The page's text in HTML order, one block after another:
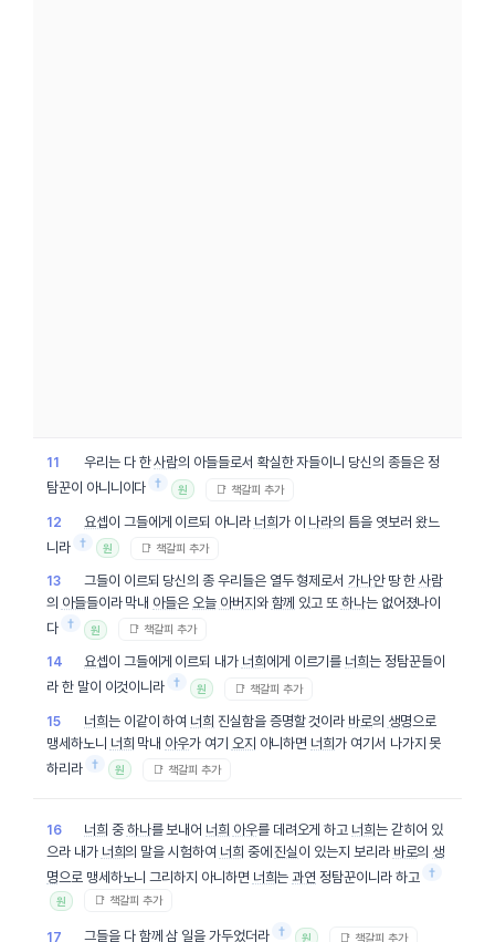
11 우리는 다 한사람의 아들들로서 확실한 자들이니 당신의 종들은 정
탐꾼이 아니니이다 † 원 📑 책갈피 추가
12 요셉이 그들에게 이르되 아니라 너희가 이 나라의 틈을 엿보러 왔느
니라 † 원 📑 책갈피 추가
13 그들이 이르되 당신의 종 우리들은 열두 형제로서가나안땅 한 사람
의 아들들이라 막내 아들은 오늘 아버지 와 함께 있고 또 하나는 없어졌나이
다 † 원 📑 책갈피 추가
14 요셉이 그들에게 이르되 내가 너희 에게 이르기를 너희는 정탐꾼들이
라 한 말이 이것이니라 † 원 📑 책갈피 추가
15 너희는 이같이 하여 너희 진실함을 증명할 것이라 바로의 생명으로
맹세하노니 너희 막내 아우가 여기 오지 아니하면 너희가 여기서 나가지 못
하리라 † 원 📑 책갈피 추가
16 너희 중 하나를 보내어 너희 아우를 데려오게 하고 너희는 갇히어 있
으라 내가 너희의 말을 시험하여 너희 중에 진실 이 있는지 보리라 바로의 생
명으로 맹세하노니 그리하지 아니하면 너희는과연 정탐꾼이니라 하고 †
원 📑 책갈피 추가
17 그들을 다 함께 삼 일을 가두었더라 † 원 📑 책갈피 추가